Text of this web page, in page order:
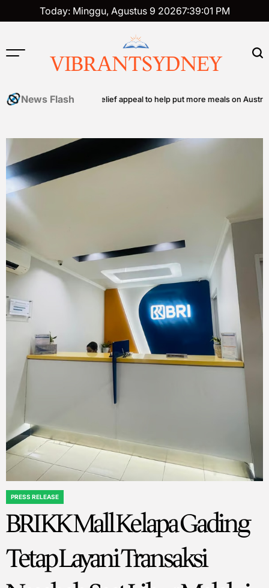
to
Today: Minggu, Agustus 9 20267:39:02 PM
VIBRANTSYDNEY
News Flash
community food relief appeal to help put more meals on Australian
POSTED
PRESS RELEASE
BRI KK Mall Kelapa Gading
Tetap Layani Transaksi